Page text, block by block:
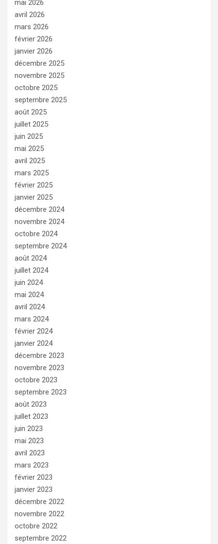
mai 2026
avril 2026
mars 2026
février 2026
janvier 2026
décembre 2025
novembre 2025
octobre 2025
septembre 2025
août 2025
juillet 2025
juin 2025
mai 2025
avril 2025
mars 2025
février 2025
janvier 2025
décembre 2024
novembre 2024
octobre 2024
septembre 2024
août 2024
juillet 2024
juin 2024
mai 2024
avril 2024
mars 2024
février 2024
janvier 2024
décembre 2023
novembre 2023
octobre 2023
septembre 2023
août 2023
juillet 2023
juin 2023
mai 2023
avril 2023
mars 2023
février 2023
janvier 2023
décembre 2022
novembre 2022
octobre 2022
septembre 2022